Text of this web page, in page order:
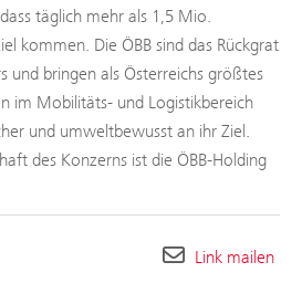
täglich mehr als 1,5 Mio.
kommen. Die ÖBB sind das Rückgrat
und bringen als Österreichs größtes
im Mobilitäts- und Logistikbereich
und umweltbewusst an ihr Ziel.
des Konzerns ist die ÖBB-Holding
Link mailen